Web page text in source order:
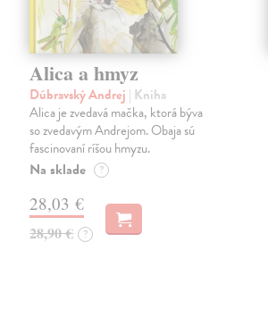
Alica a hmyz
Dúbravský Andrej | Kniha
Alica je zvedavá mačka, ktorá býva
so zvedavým Andrejom. Obaja sú
fascinovaní ríšou hmyzu.
Na sklade ?
28,03 €
28,90 € ?